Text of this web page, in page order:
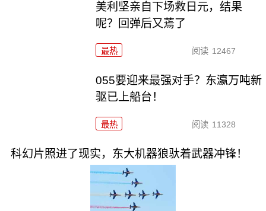
美利坚亲自下场救日元，结果
呢？回弹后又蔫了
最热 阅读 12467
055要迎来最强对手？东瀛万吨新
驱已上船台！
最热 阅读 11328
科幻片照进了现实，东大机器狼驮着武器冲锋！